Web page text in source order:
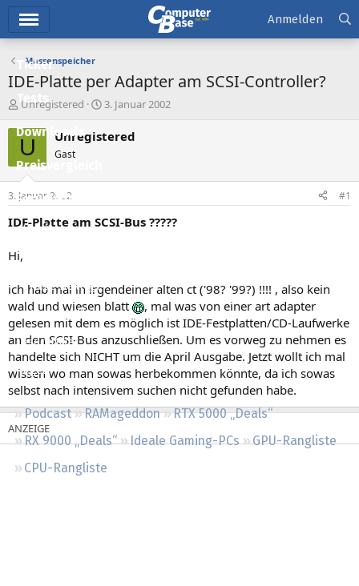
Ticker
Tests
Downloads
Preisvergleich
Forum
Aktuelles
Neue Beiträge
Neueste Aktivitäten
Leserartikel
Regeln
Podcast RAMageddon
RTX 5000 „Deals“
RX 9000 „Deals“
Ideale Gaming-PCs
GPU-Rangliste
CPU-Rangliste
Anmelden
Massenspeicher
IDE-Platte per Adapter am SCSI-Controller?
E
s
e
e
r
Unregistered
E
s
t
a
3. Januar 2002
U Unregistered
Gast
3. Januar 2002 #1
IDE-Platte am SCSI-Bus ?????
Hi,
ich hab mal in irgendeiner alten ct ('98? '99?) !!!! , also kein
wald und wiesen blatt
, mal was von einer art adapter
gelesen mit dem es möglich ist IDE-Festplatten/CD-Laufwerke
an den SCSI-Bus anzuschließen. Um es vorweg zu nehmen es
handelte sich NICHT um die April Ausgabe. Jetzt wollt ich mal
wissen wo man sowas herbekommen könnte, da ich sowas
selbst nach intensivem suchen nicht gefunden habe.